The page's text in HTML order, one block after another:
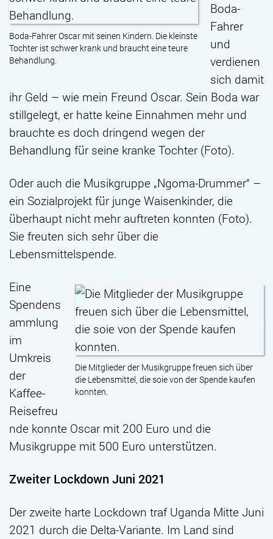
Boda-Fahrer Oscar mit seinen Kindern. Die kleinste
Tochter ist schwer krank und braucht eine teure
Behandlung.
Boda-
Fahrer
und
verdienen
sich damit
ihr Geld – wie mein Freund Oscar. Sein Boda war
stillgelegt, er hatte keine Einnahmen mehr und
brauchte es doch dringend wegen der
Behandlung für seine kranke Tochter (Foto).
Oder auch die Musikgruppe „Ngoma-Drummer“ –
ein Sozialprojekt für junge Waisenkinder, die
überhaupt nicht mehr auftreten konnten (Foto).
Sie freuten sich sehr über die
Lebensmittelspende.
Die Mitglieder der Musikgruppe freuen sich über
die Lebensmittel, die soie von der Spende kaufen
konnten.
Eine
Spendens
ammlung
im
Umkreis
der
Kaffee-
Reisefreu
nde konnte Oscar mit 200 Euro und die
Musikgruppe mit 500 Euro unterstützen.
Zweiter Lockdown Juni 2021
Der zweite harte Lockdown traf Uganda Mitte Juni
2021 durch die Delta-Variante. Im Land sind